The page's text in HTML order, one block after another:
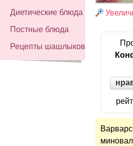
Диетические блюда
Постные блюда
Рецепты шашлыков